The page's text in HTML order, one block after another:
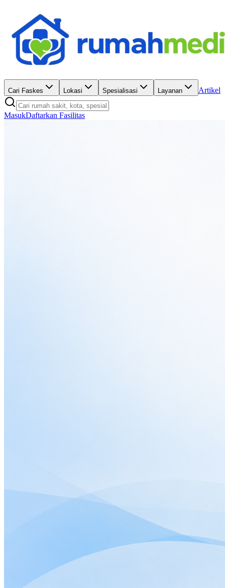
Cari Faskes Lokasi Spesialisasi Layanan Artikel
MasukDaftarkan Fasilitas